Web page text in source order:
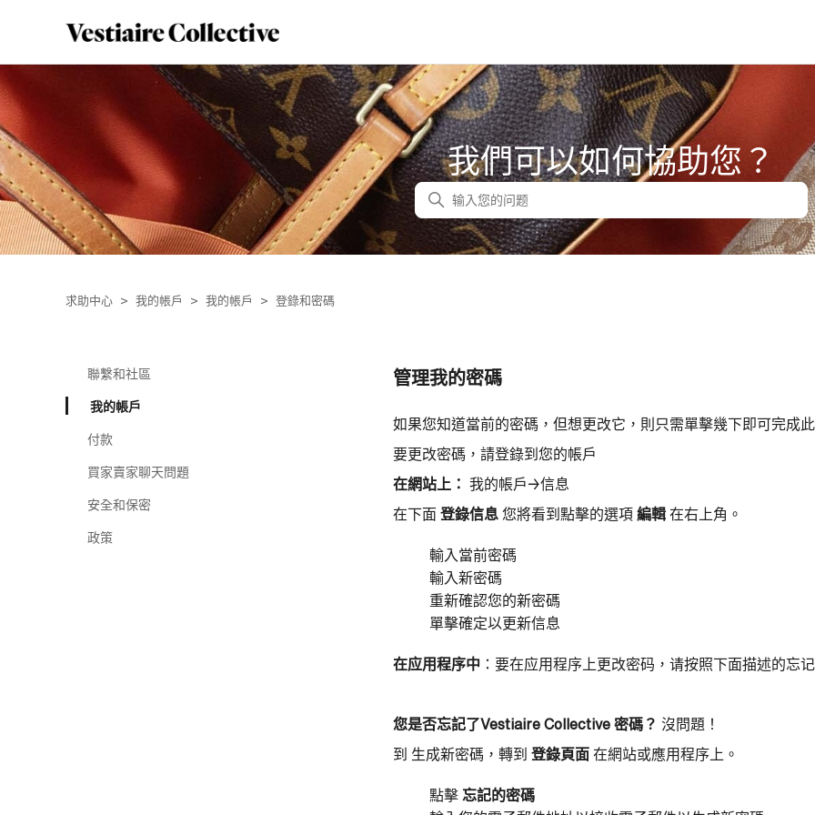
我們可以如何協助您？
搜尋
求助中心 我的帳戶 我的帳戶 登錄和密碼
聯繫和社區
我的帳戶
付款
買家賣家聊天問題
安全和保密
政策
管理我的密碼
如果您知道當前的密碼，但想更改它，則只需單擊幾下即可完成
要更改密碼，請登錄到您的帳戶
在網站上： 我的帳戶→信息
在下面 登錄信息 您將看到點擊的選項 編輯 在右上角。
輸入當前密碼
輸入新密碼
重新確認您的新密碼
單擊確定以更新信息
在应用程序中 ：要在应用程序上更改密码，请按照下面描述的忘
您是否忘記了Vestiaire Collective 密碼？ 沒問題！
到 生成新密碼，轉到 登錄頁面 在網站或應用程序上。
點擊 忘記的密碼